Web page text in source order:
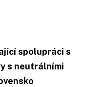
spolupráci s
s neutrálními